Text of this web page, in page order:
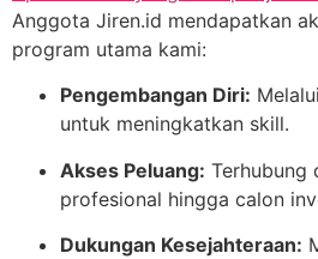
Anggota Jiren.id mendapatkan
program utama kami:
Pengembangan Diri:
untuk meningkatkan skill.
Akses Peluang: Terhubung
profesional hingga calon
Dukungan Kesejahteraan: